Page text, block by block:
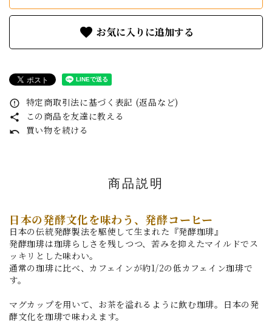
favorite
error_outline 特定商取引法に基づく表記 (返品など)
share この商品を友達に教える
undo 買い物を続ける
商品説明
日本の発酵文化を味わう、発酵コーヒー
日本の伝統発酵製法を駆使して生まれた『発酵珈琲』
発酵珈琲は珈琲らしさを残しつつ、苦みを抑えたマイルドでス
ッキリとした味わい。
通常の珈琲に比べ、カフェインが約1/2の低カフェイン珈琲で
す。
マグカップを用いて、お茶を溢れるように飲む珈琲。日本の発
酵文化を珈琲で味わえます。